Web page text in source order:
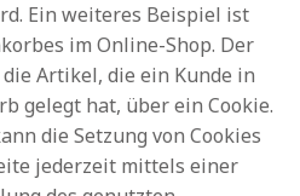
Ein weiteres Beispiel ist
im Online-Shop. Der
Artikel, die ein Kunde in
gelegt hat, über ein Cookie.
die Setzung von Cookies
jederzeit mittels einer